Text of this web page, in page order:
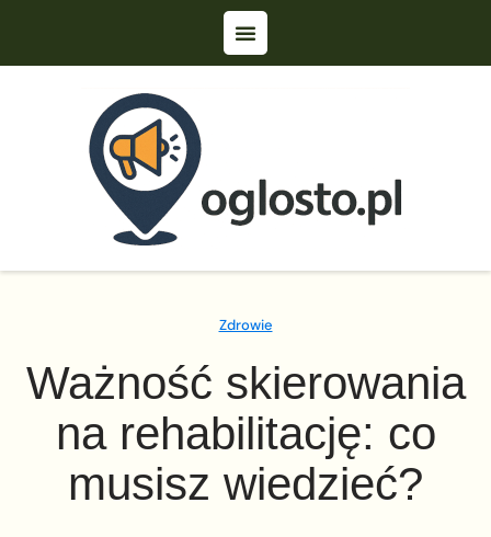
Zdrowie
Ważność skierowania
na rehabilitację: co
musisz wiedzieć?